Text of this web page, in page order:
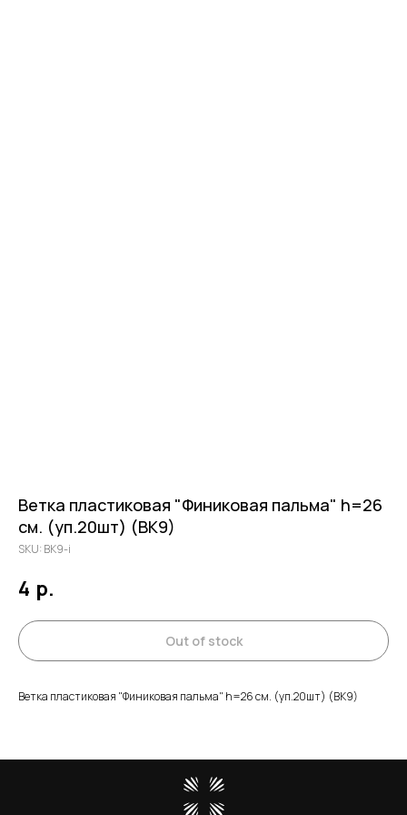
Ветка пластиковая "Финиковая пальма" h=26
см. (уп.20шт) (ВК9)
SKU: ВК9-i
4 р.
Out of stock
Ветка пластиковая "Финиковая пальма" h=26 см. (уп.20шт) (ВК9)